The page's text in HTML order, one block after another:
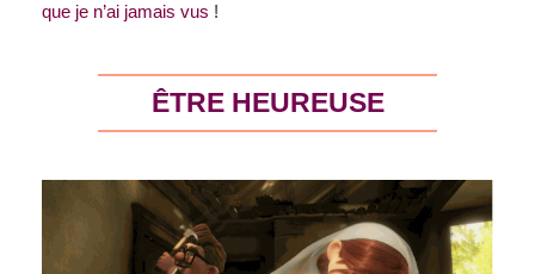
que je n’ai jamais vus !
ÊTRE HEUREUSE